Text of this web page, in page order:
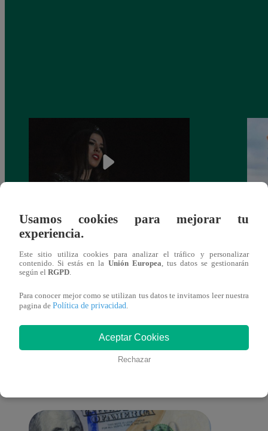
¿Yahaira Plasencia y Maritza Rodríguez
También te puede
interesar
Usamos cookies para mejorar tu
experiencia.
Este sitio utiliza cookies para analizar el tráfico y personalizar
contenido. Si estás en la Unión Europea , tus datos se gestionarán
según el RGPD
Para conocer mejor como se utilizan tus datos te invitamos leer nuestra
pagina de Política de privacidad
Aceptar Cookies
Rechazar